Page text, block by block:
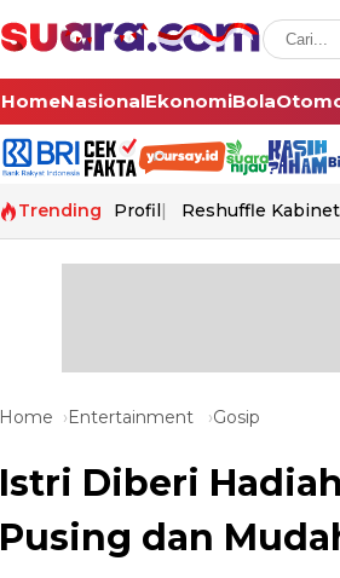
HomeNasionalEkonomiBola
Trending Profil Reshuffle Kabinet
Home Entertainment Gosip
Istri Diberi
Pusing dan